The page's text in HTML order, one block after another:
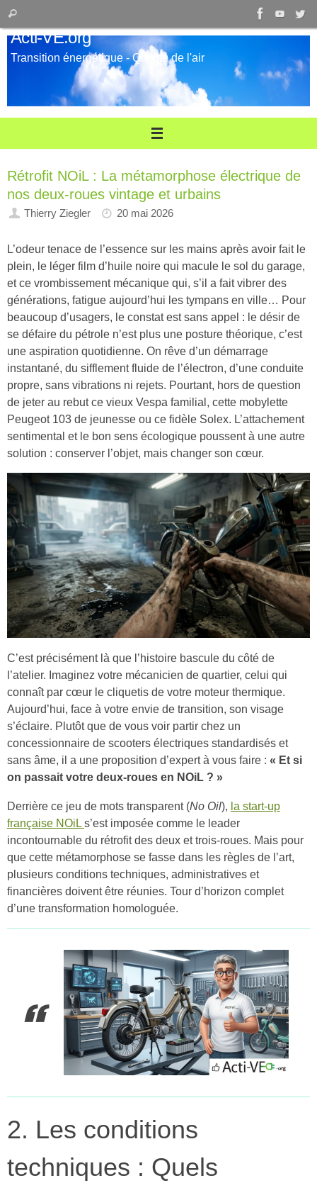
Passer
au
contenu
pour
:
Rechercher
Acti-VE.org
Transition énergétique - Qualité de l'air
Rétrofit NOiL : La métamorphose électrique de
nos deux-roues vintage et urbains
Thierry Ziegler 20 mai 2026
L’odeur tenace de l’essence sur les mains après avoir fait le
plein, le léger film d’huile noire qui macule le sol du garage,
et ce vrombissement mécanique qui, s’il a fait vibrer des
générations, fatigue aujourd’hui les tympans en ville… Pour
beaucoup d’usagers, le constat est sans appel : le désir de
se défaire du pétrole n’est plus une posture théorique, c’est
une aspiration quotidienne. On rêve d’un démarrage
instantané, du sifflement fluide de l’électron, d’une conduite
propre, sans vibrations ni rejets. Pourtant, hors de question
de jeter au rebut ce vieux Vespa familial, cette mobylette
Peugeot 103 de jeunesse ou ce fidèle Solex. L’attachement
sentimental et le bon sens écologique poussent à une autre
solution : conserver l’objet, mais changer son cœur.
C’est précisément là que l’histoire bascule du côté de
l’atelier. Imaginez votre mécanicien de quartier, celui qui
connaît par cœur le cliquetis de votre moteur thermique.
Aujourd’hui, face à votre envie de transition, son visage
s’éclaire. Plutôt que de vous voir partir chez un
concessionnaire de scooters électriques standardisés et
sans âme, il a une proposition d’expert à vous faire : « Et si
on passait votre deux-roues en NOiL ? »
Derrière ce jeu de mots transparent (No Oil), la start-up
française NOiL s’est imposée comme le leader
incontournable du rétrofit des deux et trois-roues. Mais pour
que cette métamorphose se fasse dans les règles de l’art,
plusieurs conditions techniques, administratives et
financières doivent être réunies. Tour d’horizon complet
d’une transformation homologuée.
2. Les conditions
techniques : Quels